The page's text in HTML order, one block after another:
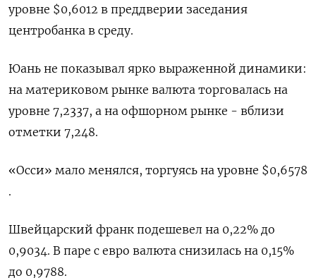
уровне $0,6012​ в преддверии заседания
центробанка в среду.
Юань не показывал ярко выраженной динамики:
на материковом рынке валюта торговалась на
уровне 7,2337​, а на офшорном рынке - вблизи
отметки 7,248.
«Осси» мало менялся, торгуясь на уровне $0,6578​
.
Швейцарский франк подешевел на 0,22% до
0,9034​. В паре с евро валюта снизилась на 0,15%​
до 0,9788.